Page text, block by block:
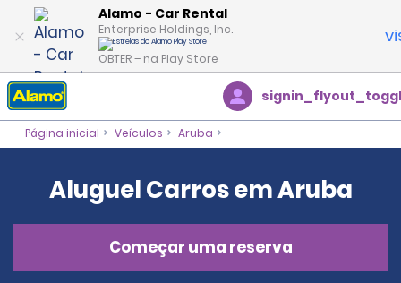
Alamo - Car Rental
Enterprise Holdings, Inc.
OBTER – na Play Store
Página inicial Veículos Aruba
Aluguel Carros em Aruba
Começar uma reserva